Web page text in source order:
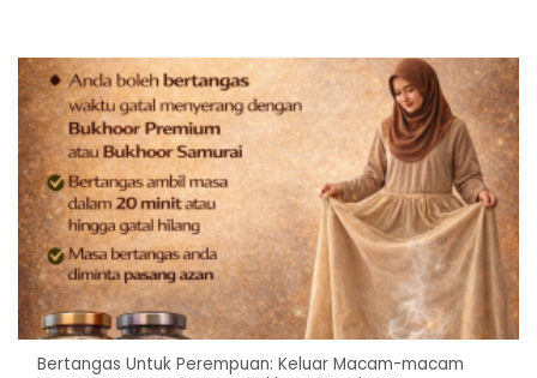
Bertangas Untuk Perempuan: Keluar Macam-macam